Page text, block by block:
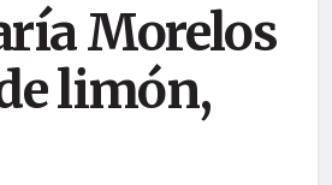
Morelos
limón,